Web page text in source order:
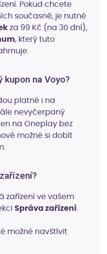
Pokud chcete
současně, je nutné
za 99 Kč (na 30 dní),
, který tuto
kupon na Voyo?
platné i na
nevyčerpaný
na Oneplay bez
možné si dobít
zařízení ve vašem
Správa zařízení.
možné navštívit